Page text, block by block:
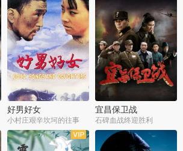
好男好女
小村庄艰辛坎坷的往事
宜昌保卫战
石碑血战终迎胜利
全40集 全25集